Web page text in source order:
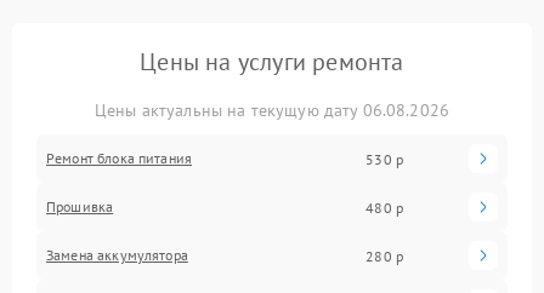
Цены на услуги ремонта
Цены актуальны на текущую дату 06.08.2026
Ремонт блока питания 530 р
Прошивка 480 р
Замена аккумулятора 280 р